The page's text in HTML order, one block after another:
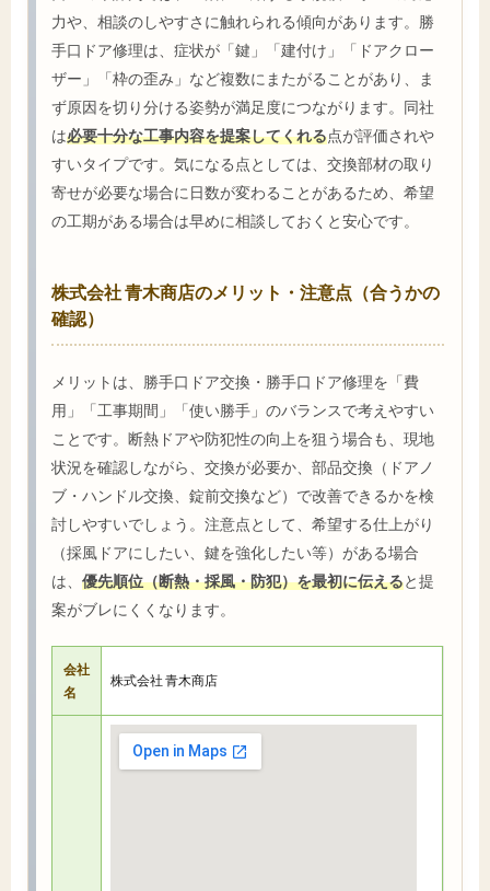
力や、相談のしやすさに触れられる傾向があります。勝
手口ドア修理は、症状が「鍵」「建付け」「ドアクロー
ザー」「枠の歪み」など複数にまたがることがあり、ま
ず原因を切り分ける姿勢が満足度につながります。同社
は必要十分な工事内容を提案してくれる点が評価されや
すいタイプです。気になる点としては、交換部材の取り
寄せが必要な場合に日数が変わることがあるため、希望
の工期がある場合は早めに相談しておくと安心です。
株式会社 青木商店のメリット・注意点（合うかの
確認）
メリットは、勝手口ドア交換・勝手口ドア修理を「費
用」「工事期間」「使い勝手」のバランスで考えやすい
ことです。断熱ドアや防犯性の向上を狙う場合も、現地
状況を確認しながら、交換が必要か、部品交換（ドアノ
ブ・ハンドル交換、錠前交換など）で改善できるかを検
討しやすいでしょう。注意点として、希望する仕上がり
（採風ドアにしたい、鍵を強化したい等）がある場合
は、 優先順位（断熱・採風・防犯）を最初に伝えると提
案がブレにくくなります。
会社
名
株式会社 青木商店